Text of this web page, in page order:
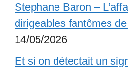
Stephane Baron –
dirigeables fantômes
14/05/2026
Et si on détectait un